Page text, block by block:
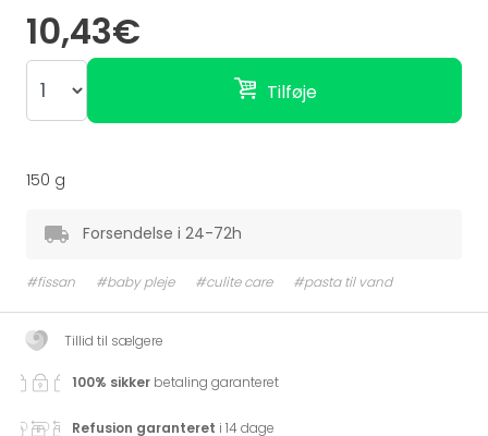
10,43€
Tilføje
150 g
Forsendelse i 24-72h
#fissan #baby pleje #culite care #pasta til vand
Tillid til sælgere
100% sikker betaling garanteret
Refusion garanteret i 14 dage